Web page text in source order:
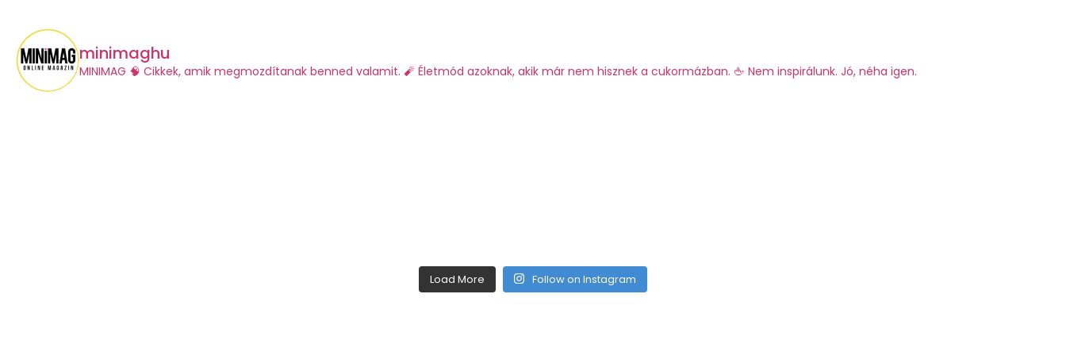
minimaghu
​MINIMAG 🧠 Cikkek, amik megmozdítanak benned valamit. 🧨 Életmód azoknak, akik már nem hisznek a cukormázban. 🖕 Nem inspirálunk. Jó, néha igen.
Load More Follow on Instagram